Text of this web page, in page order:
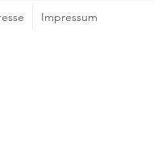
Impressum